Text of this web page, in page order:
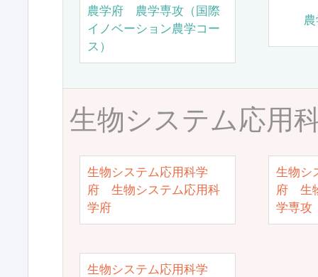
農学府 農学専攻（国際
イノベーション農学コー
ス）
生物システム応用
生物システム応用科学
府 生物システム応用科
学府
生物シ
府 生
学専攻
生物システム応用科学